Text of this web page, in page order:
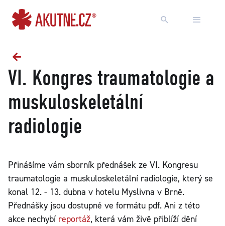
VI. Kongres traumatologie a
muskuloskeletální
radiologie
Přinášíme vám sborník přednášek ze VI. Kongresu
traumatologie a muskuloskeletální radiologie, který se
konal 12. - 13. dubna v hotelu Myslivna v Brně.
Přednášky jsou dostupné ve formátu pdf. Ani z této
akce nechybí reportáž, která vám živě přiblíží dění